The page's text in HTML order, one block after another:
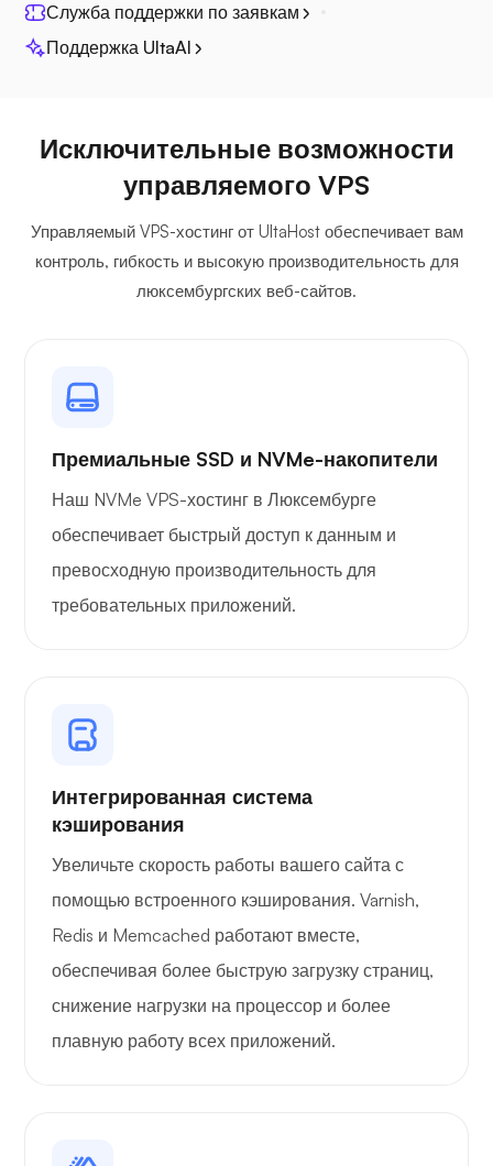
Собственный вещатель
Рентгеновский снимок
Служба поддержки по заявкам
Поддержка UltaAI
Исключительные возможности
управляемого VPS
Управляемый VPS-хостинг от UltaHost обеспечивает вам
контроль, гибкость и высокую производительность для
люксембургских веб-сайтов.
Премиальные SSD и NVMe-накопители
Наш NVMe VPS-хостинг в Люксембурге
обеспечивает быстрый доступ к данным и
превосходную производительность для
требовательных приложений.
Интегрированная система
кэширования
Увеличьте скорость работы вашего сайта с
помощью встроенного кэширования. Varnish,
Redis и Memcached работают вместе,
обеспечивая более быструю загрузку страниц,
снижение нагрузки на процессор и более
плавную работу всех приложений.